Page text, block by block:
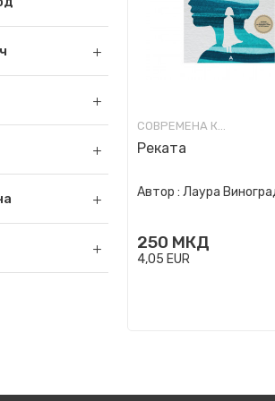
СОВРЕМЕНА КНИЖЕВНОСТ
Реката
Автор : Лаура
250 МКД
4,05 EUR